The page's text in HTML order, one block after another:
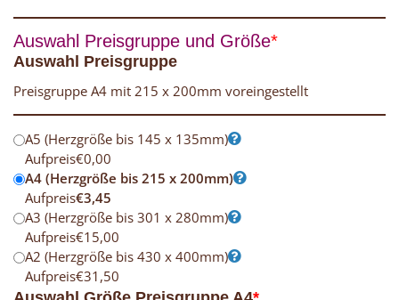
*
Auswahl Preisgruppe und Größe
Auswahl Preisgruppe
Preisgruppe A4 mit 215 x 200mm voreingestellt
A5 (Herzgröße bis 145 x 135mm)
Aufpreis€0,00
A4 (Herzgröße bis 215 x 200mm)
Aufpreis€3,45
A3 (Herzgröße bis 301 x 280mm)
Aufpreis€15,00
A2 (Herzgröße bis 430 x 400mm)
Aufpreis€31,50